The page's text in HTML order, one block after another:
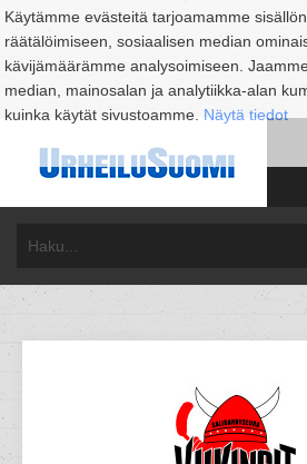
Käytämme evästeitä tarjoamamme
räätälöimiseen, sosiaalisen median
kävijämäärämme analysoimiseen.
median, mainosalan ja analytiikka-alan
kuinka käytät sivustoamme. Näytä tiedot